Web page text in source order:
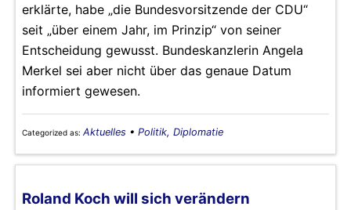
erklärte, habe „die Bundesvorsitzende der CDU“
seit „über einem Jahr, im Prinzip“ von seiner
Entscheidung gewusst. Bundeskanzlerin Angela
Merkel sei aber nicht über das genaue Datum
informiert gewesen.
Categorized as: Aktuelles • Politik, Diplomatie
Roland Koch will sich verändern